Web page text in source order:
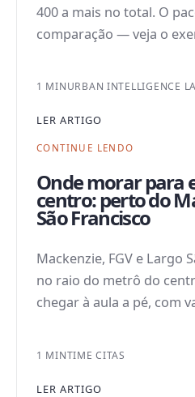
400 a mais no total. O
comparação — veja o
1 MINURBAN INTELLIGENCE
LER ARTIGO
CONTINUE LENDO
Onde morar para
centro: perto do
São Francisco
Mackenzie, FGV e Largo
no raio do metrô do
chegar à aula a pé, com
1 MINTIME CITAS
LER ARTIGO